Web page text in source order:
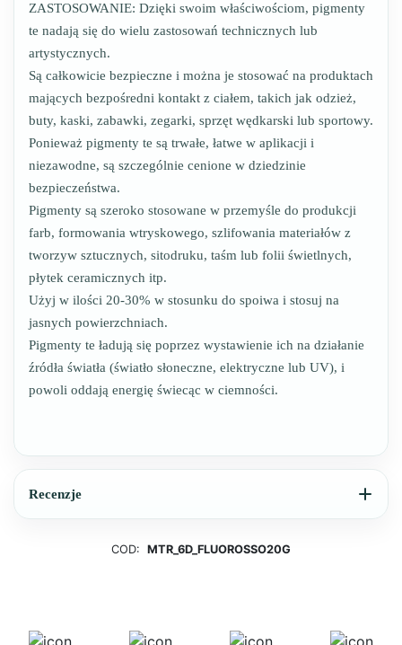
ZASTOSOWANIE: Dzięki swoim właściwościom, pigmenty
te nadają się do wielu zastosowań technicznych lub
artystycznych.
Są całkowicie bezpieczne i można je stosować na produktach
mających bezpośredni kontakt z ciałem, takich jak odzież,
buty, kaski, zabawki, zegarki, sprzęt wędkarski lub sportowy.
Ponieważ pigmenty te są trwałe, łatwe w aplikacji i
niezawodne, są szczególnie cenione w dziedzinie
bezpieczeństwa.
Pigmenty są szeroko stosowane w przemyśle do produkcji
farb, formowania wtryskowego, szlifowania materiałów z
tworzyw sztucznych, sitodruku, taśm lub folii świetlnych,
płytek ceramicznych itp.
Użyj w ilości 20-30% w stosunku do spoiwa i stosuj na
jasnych powierzchniach.
Pigmenty te ładują się poprzez wystawienie ich na działanie
źródła światła (światło słoneczne, elektryczne lub UV), i
powoli oddają energię świecąc w ciemności.
Recenzje
COD: MTR_6D_FLUOROSSO20G